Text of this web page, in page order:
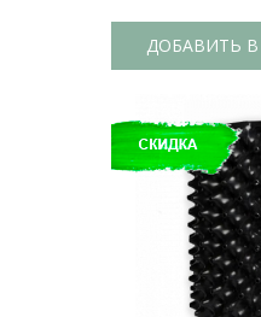
ДОБАВИТЬ